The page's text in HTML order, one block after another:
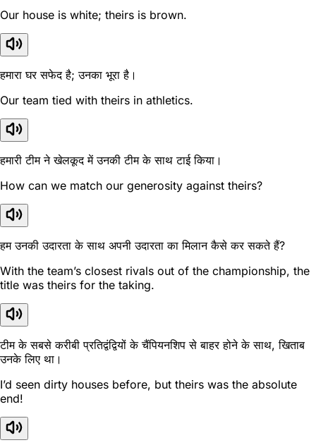
Our house is white; theirs is brown.
हमारा घर सफेद है; उनका भूरा है।
Our team tied with theirs in athletics.
हमारी टीम ने खेलकूद में उनकी टीम के साथ टाई किया।
How can we match our generosity against theirs?
हम उनकी उदारता के साथ अपनी उदारता का मिलान कैसे कर सकते हैं?
With the team’s closest rivals out of the championship, the
title was theirs for the taking.
टीम के सबसे करीबी प्रतिद्वंद्वियों के चैंपियनशिप से बाहर होने के साथ, खिताब
उनके लिए था।
I’d seen dirty houses before, but theirs was the absolute
end!